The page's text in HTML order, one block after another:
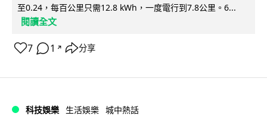
至0.24，每百公里只需12.8 kWh，一度電行到7.8公里。6...
閱讀全文
7 1 ↗ 分享
科技娛樂 生活娛樂 城中熱話